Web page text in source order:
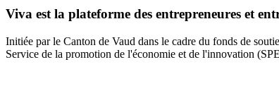
touch
swipe
gestures.
Viva est la plateforme des entrepreneures et
Initiée par le Canton de Vaud dans le cadre du fonds de
Service de la promotion de l'économie et de l'innovation